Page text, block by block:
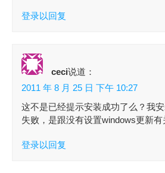
登录以回复
ceci说道：
2011 年 8 月 25 日 下午 10:27
这不是已经提示安装成功了么？我
失败，是跟没有设置windows更新有
登录以回复